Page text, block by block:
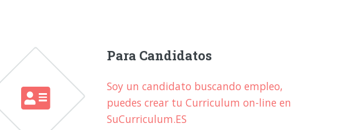
Para Candidatos
Soy un candidato buscando empleo,
puedes crear tu Curriculum on-line en
SuCurriculum.ES